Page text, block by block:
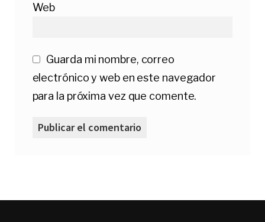
Web
Guarda mi nombre, correo
electrónico y web en este navegador
para la próxima vez que comente.